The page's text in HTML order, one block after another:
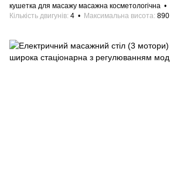
кушетка для масажу масажна косметологічна
Кількість двигунів 4 Максимальна висота 890